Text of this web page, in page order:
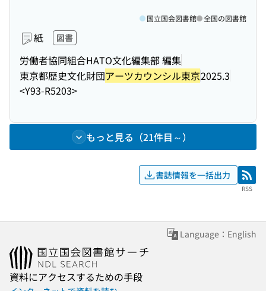
紙 図書
労働者協同組合HATO文化編集部 編集
東京都歴史文化財団アーツカウンシル東京2025.3
<Y93-R5203>
国立国会図書館 全国の図書館
もっと見る（21件目～）
書誌情報を一括出力 RSS
RSS
Language：English
資料にアクセスするための手段